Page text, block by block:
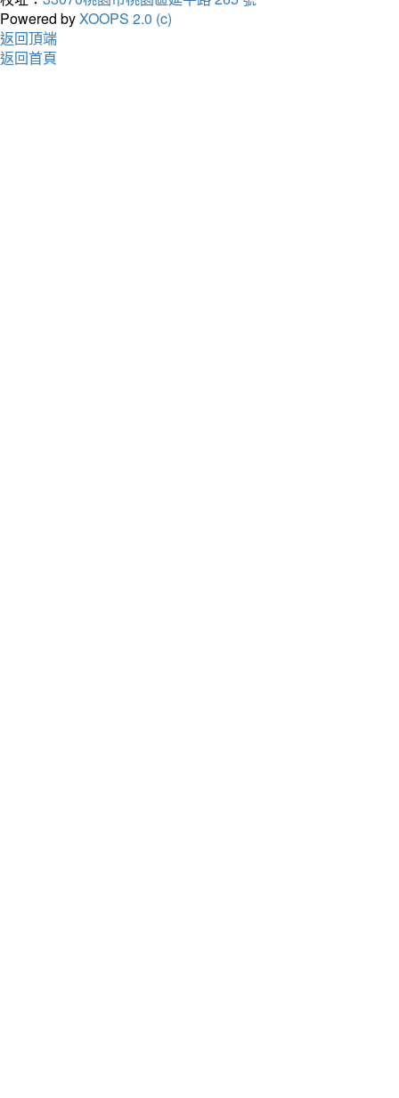
Powered byXOOPS 2.0 (c)
返回頂端
返回首頁